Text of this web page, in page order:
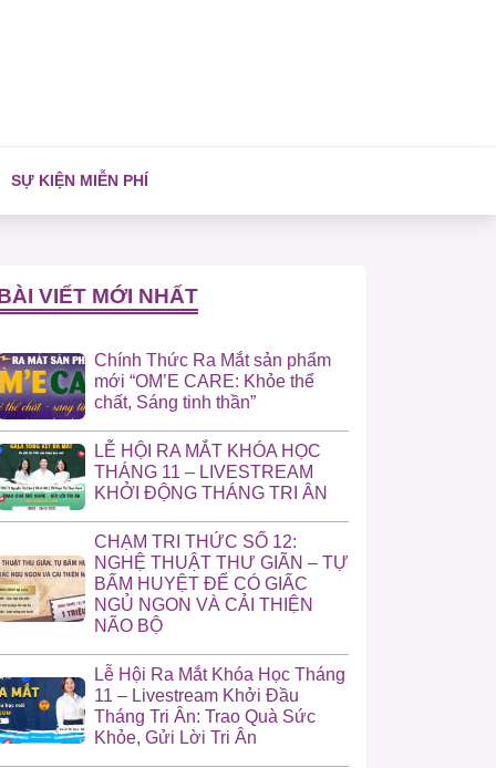
SỰ KIỆN MIỄN PHÍ
VIẾT MỚI NHẤT
Chính Thức Ra Mắt sản phẩm
mới “OM’E CARE: Khỏe thể
chất, Sáng tinh thần”
LỄ HỘI RA MẮT KHÓA HỌC
THÁNG 11 – LIVESTREAM
KHỞI ĐỘNG THÁNG TRI ÂN
CHẠM TRI THỨC SỐ 12:
NGHỆ THUẬT THƯ GIÃN – TỰ
BẤM HUYỆT ĐỂ CÓ GIẤC
NGỦ NGON VÀ CẢI THIỆN
NÃO BỘ
Lễ Hội Ra Mắt Khóa Học Tháng
11 – Livestream Khởi Đầu
Tháng Tri Ân: Trao Quà Sức
Khỏe, Gửi Lời Tri Ân